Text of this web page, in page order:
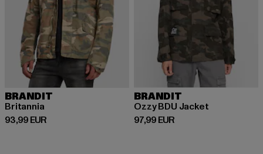
BRANDIT
Britannia
93,99 EUR
Derzeitiger Preis: 93,99 EUR
BRANDIT
Ozzy BDU Jacket
97,99 EUR
Derzeitiger Preis: 97,99 EUR